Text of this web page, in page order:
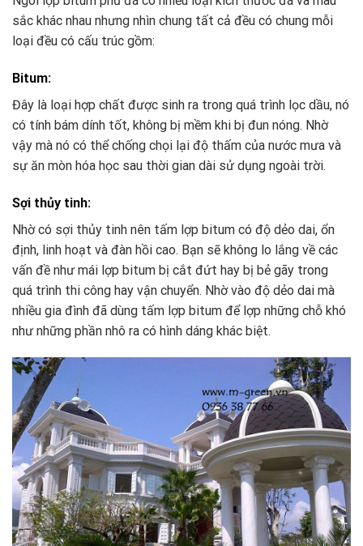
sắc khác nhau nhưng nhìn chung tất cả đều có chung mỗi
loại đều có cấu trúc gồm:
Bitum:
Đây là loại hợp chất được sinh ra trong quá trình lọc dầu, nó
có tính bám dính tốt, không bị mềm khi bị đun nóng. Nhờ
vậy mà nó có thể chống chọi lại độ thấm của nước mưa và
sự ăn mòn hóa học sau thời gian dài sử dụng ngoài trời.
Sợi thủy tinh:
Nhờ có sợi thủy tinh nên tấm lợp bitum có độ dẻo dai, ổn
định, linh hoạt và đàn hồi cao. Bạn sẽ không lo lắng về các
vấn đề như mái lợp bitum bị cắt đứt hay bị bẻ gãy trong
quá trình thi công hay vận chuyển. Nhờ vào độ dẻo dai mà
nhiều gia đình đã dùng tấm lợp bitum để lợp những chỗ khó
như những phần nhô ra có hình dáng khác biệt.